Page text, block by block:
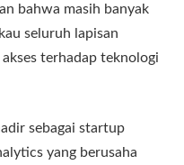
bahwa masih banyak
seluruh lapisan
terhadap teknologi
sebagai startup
yang berusaha